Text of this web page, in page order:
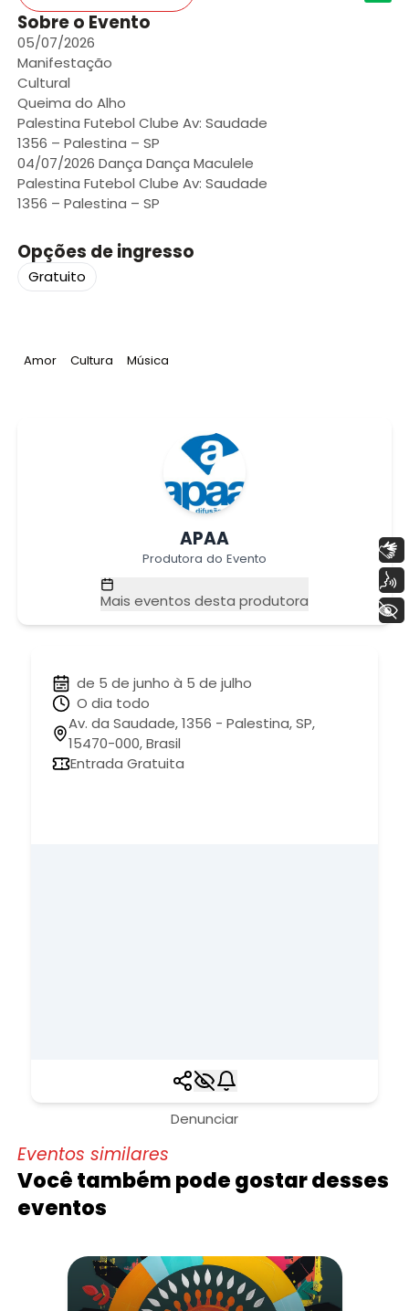
Sobre o Evento
05/07/2026
Manifestação
Cultural
Queima do Alho
Palestina Futebol Clube Av: Saudade
1356 – Palestina – SP
04/07/2026 Dança Dança Maculele
Palestina Futebol Clube Av: Saudade
1356 – Palestina – SP
Opções de ingresso
Gratuito
Tag:
Amor Tag:
Cultura Tag:
Música
APAA
Produtora do Evento
Mais eventos desta produtora
de 5 de junho à 5 de julho
O dia todo
Av. da Saudade, 1356 - Palestina, SP,
15470-000, Brasil
Entrada Gratuita
Denunciar
Eventos similares
Você também pode gostar desses
eventos
+ Acessibilidade